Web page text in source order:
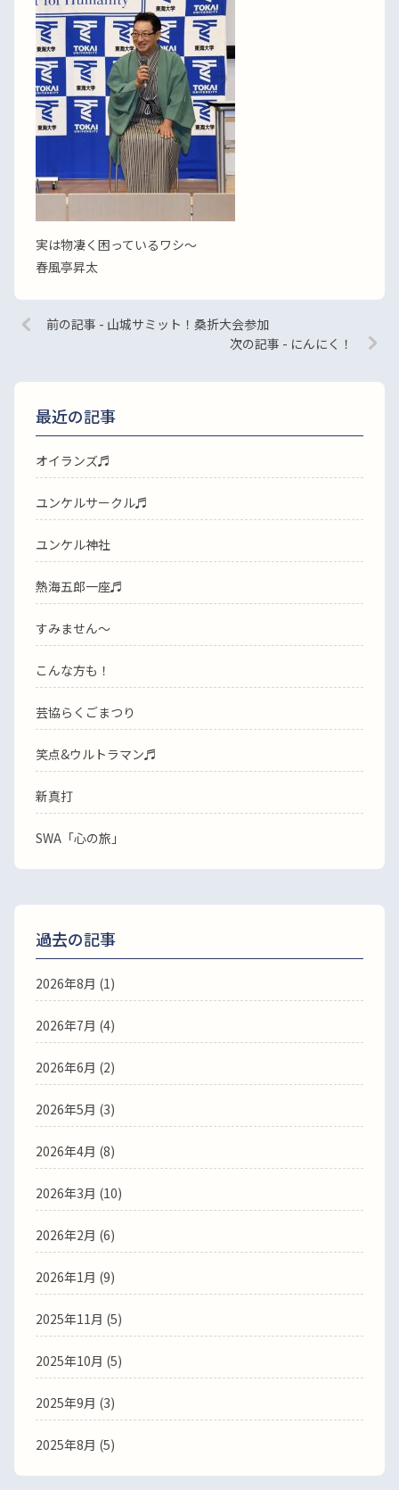
実は物凄く困っているワシ〜
春風亭昇太
前の記事 - 山城サミット！桑折大会参加
次の記事 - にんにく！
最近の記事
オイランズ♬
ユンケルサークル♬
ユンケル神社
熱海五郎一座♬
すみません〜
こんな方も！
芸協らくごまつり
笑点&ウルトラマン♬
新真打
SWA「心の旅」
過去の記事
2026年8月 (1)
2026年7月 (4)
2026年6月 (2)
2026年5月 (3)
2026年4月 (8)
2026年3月 (10)
2026年2月 (6)
2026年1月 (9)
2025年11月 (5)
2025年10月 (5)
2025年9月 (3)
2025年8月 (5)